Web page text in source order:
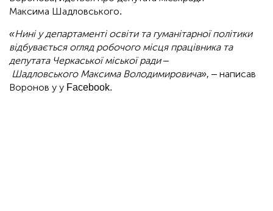
Максима Шадловського.
«Нині у департаменті освіти та гуманітарної політики
відбувається огляд робочого місця працівника та
депутата Черкаської міської ради –
Шадловського Максима Володимировича», – написав
Воронов у у Facebook.